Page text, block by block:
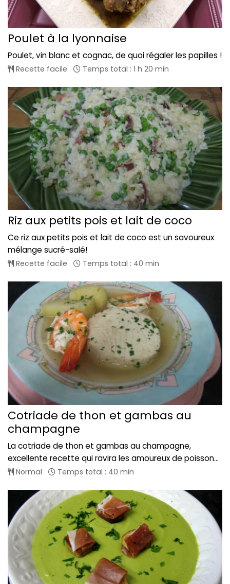
Poulet à la lyonnaise
Poulet, vin blanc et cognac, de quoi régaler les papilles !
Recette facile Temps total : 1 h 20 min
Riz aux petits pois et lait de coco
Ce riz aux petits pois et lait de coco est un savoureux
mélange sucré-salé!
Recette facile Temps total : 40 min
Cotriade de thon et gambas au
champagne
La cotriade de thon et gambas au champagne,
excellente recette qui ravira les amoureux de poisson...
Normal Temps total : 40 min